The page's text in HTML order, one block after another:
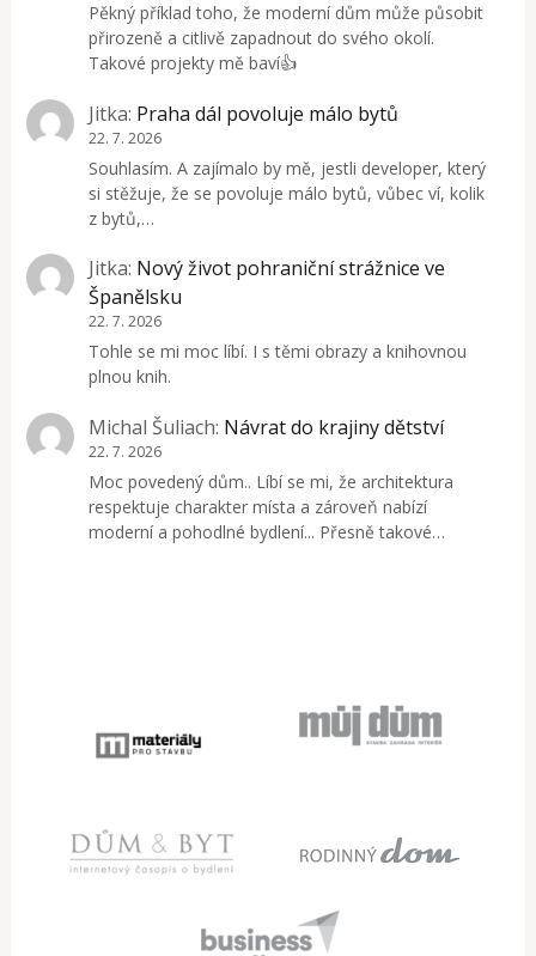
Pěkný příklad toho, že moderní dům může působit
přirozeně a citlivě zapadnout do svého okolí.
Takové projekty mě baví👍
Jitka: Praha dál povoluje málo bytů
22. 7. 2026
Souhlasím. A zajímalo by mě, jestli developer, který
si stěžuje, že se povoluje málo bytů, vůbec ví, kolik
z bytů,…
Jitka: Nový život pohraniční strážnice ve
Španělsku
22. 7. 2026
Tohle se mi moc líbí. I s těmi obrazy a knihovnou
plnou knih.
Michal Šuliach: Návrat do krajiny dětství
22. 7. 2026
Moc povedený dům.. Líbí se mi, že architektura
respektuje charakter místa a zároveň nabízí
moderní a pohodlné bydlení... Přesně takové…